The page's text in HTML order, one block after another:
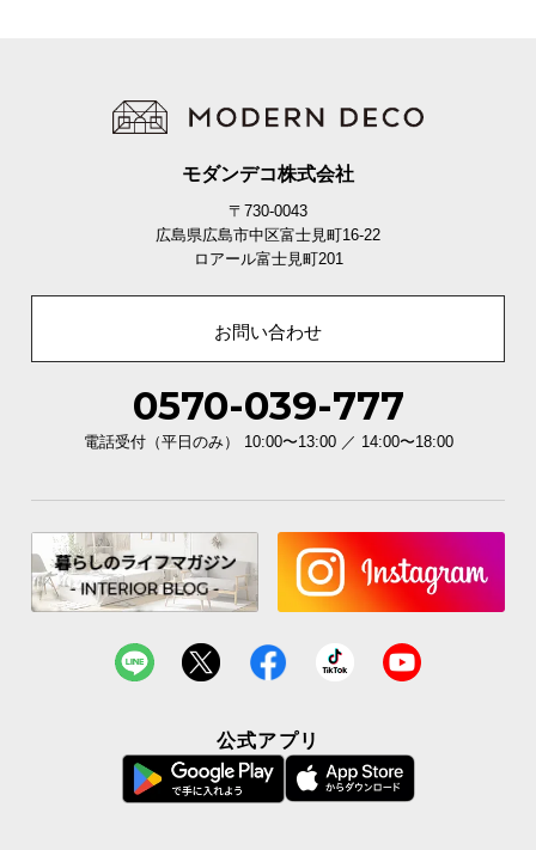
※単位は「センチメートル」になります
横幅 奥行 高さ
約110㎝ 約55㎝
モダンデコ株式会社
〒730-0043
広島県広島市中区富士見町16-22
ロアール富士見町201
お問い合わせ
0570-039-777
電話受付（平日のみ） 10:00〜13:00 ／ 14:00〜18:00
公式アプリ